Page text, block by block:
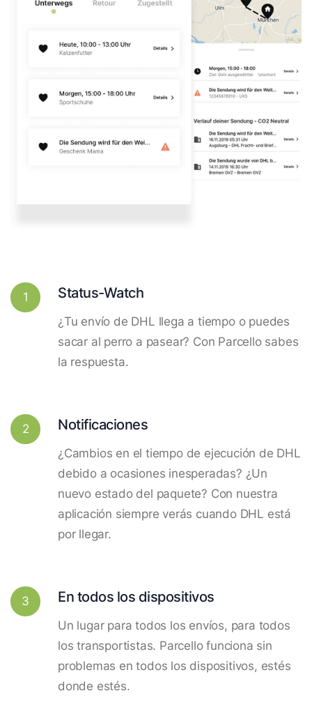
1 Status-Watch
¿Tu envío de DHL llega a tiempo o puedes
sacar al perro a pasear? Con Parcello sabes
la respuesta.
2 Notificaciones
¿Cambios en el tiempo de ejecución de DHL
debido a ocasiones inesperadas? ¿Un
nuevo estado del paquete? Con nuestra
aplicación siempre verás cuando DHL está
por llegar.
3 En todos los dispositivos
Un lugar para todos los envíos, para todos
los transportistas. Parcello funciona sin
problemas en todos los dispositivos, estés
donde estés.